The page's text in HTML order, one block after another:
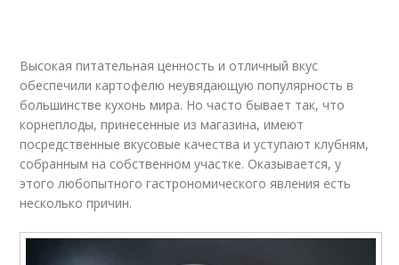
Высокая питательная ценность и отличный вкус
обеспечили картофелю неувядающую популярность в
большинстве кухонь мира. Но часто бывает так, что
корнеплоды, принесенные из магазина, имеют
посредственные вкусовые качества и уступают клубням,
собранным на собственном участке. Оказывается, у
этого любопытного гастрономического явления есть
несколько причин.